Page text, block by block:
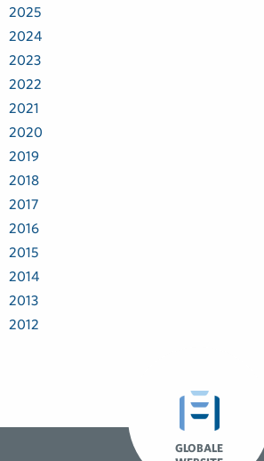
2025
2024
2023
2022
2021
2020
2019
2018
2017
2016
2015
2014
2013
2012
GLOBALE